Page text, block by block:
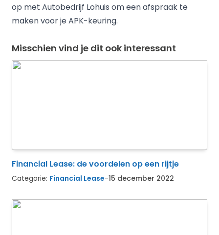
op met Autobedrijf Lohuis om een afspraak te
maken voor je APK-keuring.
Misschien vind je dit ook interessant
Financial Lease: de voordelen op een rijtje
Categorie: Financial Lease-15 december 2022